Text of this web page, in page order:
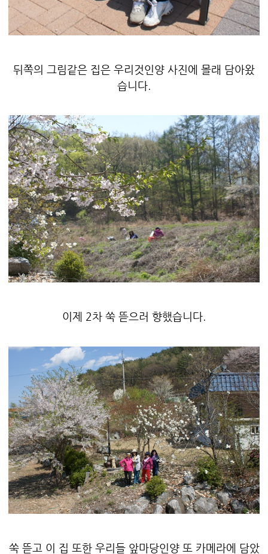
뒤쪽의 그림같은 집은 우리것인양 사진에 몰래 담아왔
습니다.
이제 2차 쑥 뜯으러 향했습니다.
쑥 뜯고 이 집 또한 우리들 앞마당인양 또 카메라에 담았